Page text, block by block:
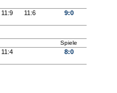
11:9 11:6 9:0
Spiele
11:4 8:0